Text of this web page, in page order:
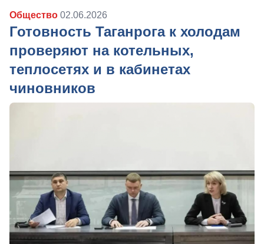
Общество 02.06.2026
Готовность Таганрога к холодам
проверяют на котельных,
теплосетях и в кабинетах
чиновников